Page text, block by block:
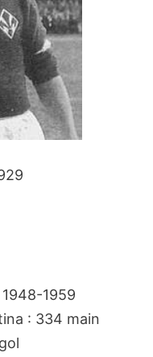
1959
: 334 main